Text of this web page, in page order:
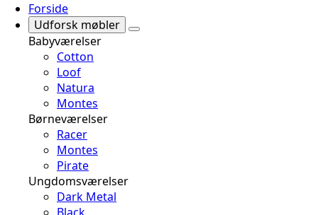
Forside
Udforsk møbler
Babyværelser
Cotton
Loof
Natura
Montes
Børneværelser
Racer
Montes
Pirate
Ungdomsværelser
Dark Metal